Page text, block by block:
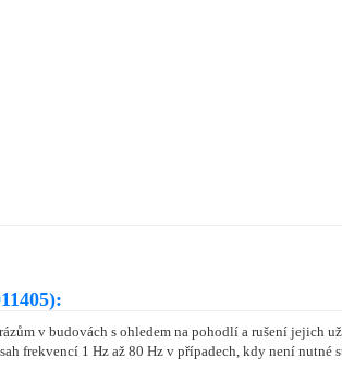
v budovách s ohledem na pohodlí a rušení jejich
frekvencí 1 Hz až 80 Hz v případech, kdy není